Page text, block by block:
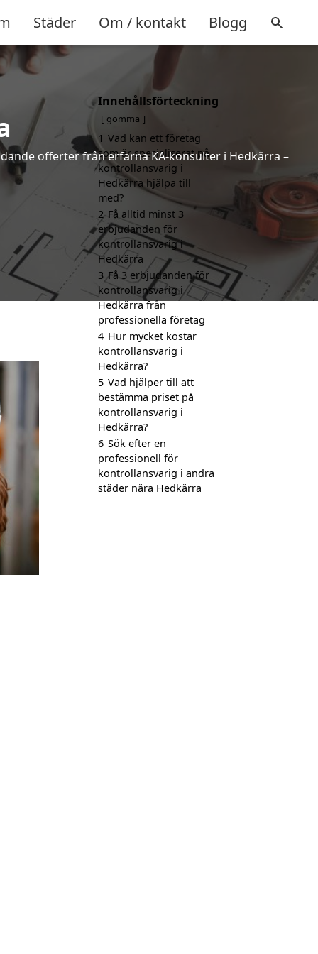
Städer Om / kontakt Blogg
offerter från erfarna KA-konsulter i Hedkärra –
Innehållsförteckning
gömma
1 Vad kan ett företag
som är specialiserat på
kontrollansvarig i
Hedkärra hjälpa till
med?
2 Få alltid minst 3
erbjudanden för
kontrollansvarig i
Hedkärra
3 Få 3 erbjudanden för
kontrollansvarig i
Hedkärra från
professionella företag
4 Hur mycket kostar
kontrollansvarig i
Hedkärra?
5 Vad hjälper till att
bestämma priset på
kontrollansvarig i
Hedkärra?
6 Sök efter en
professionell för
kontrollansvarig i andra
städer nära Hedkärra